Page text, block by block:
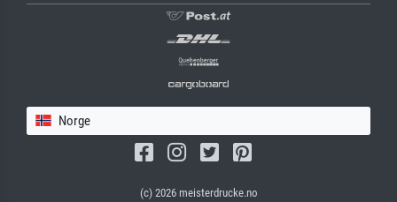
Norge
(c) 2026 meisterdrucke.no